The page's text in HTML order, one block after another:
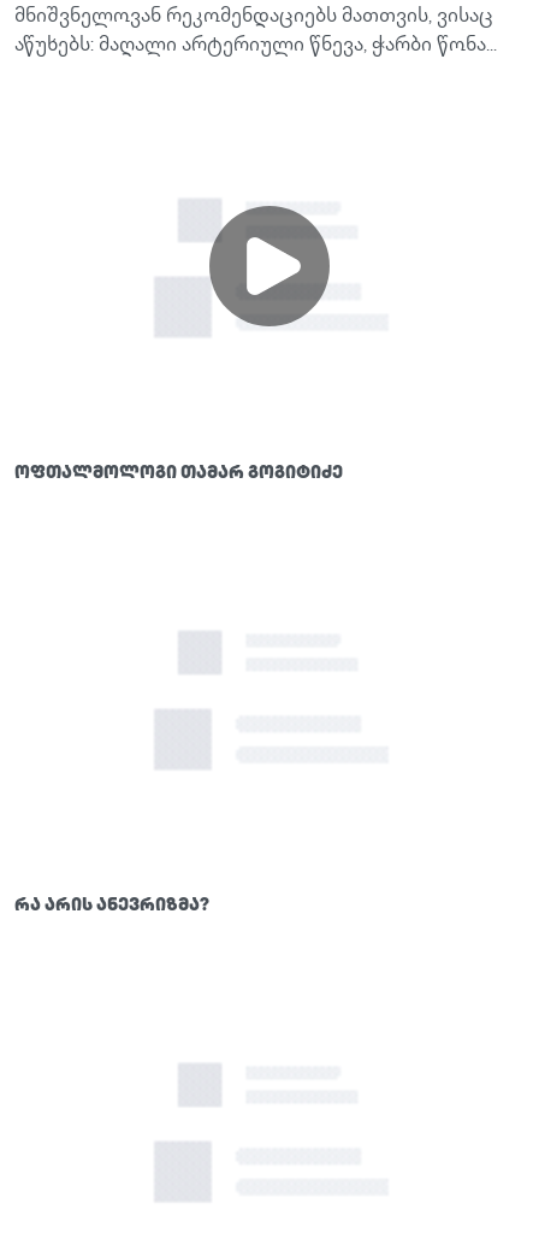
მნიშვნელოვან რეკომენდაციებს მათთვის, ვისაც
აწუხებს: მაღალი არტერიული წნევა, ჭარბი წონა...
ოფთალმოლოგი თამარ გოგიტიძე
რა არის ანევრიზმა?